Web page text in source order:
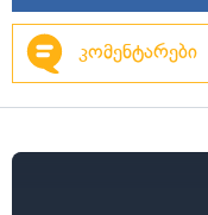
კომენტარები